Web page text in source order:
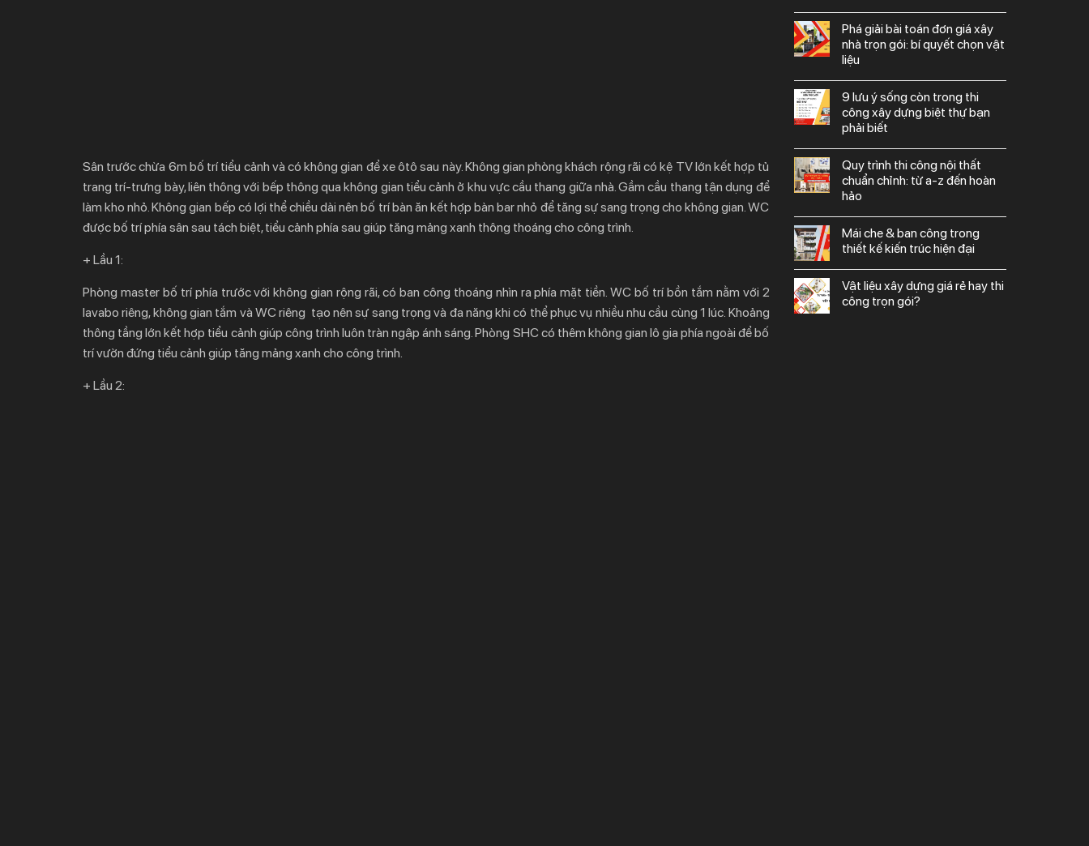
Sân trước chừa 6m bố trí tiểu cảnh và có không gian để xe ôtô sau này. Không gian phòng khách rộng rãi có kệ TV lớn kết hợp tủ
trang trí-trưng bày, liên thông với bếp thông qua không gian tiểu cảnh ở khu vực cầu thang giữa nhà. Gầm cầu thang tận dụng để
làm kho nhỏ. Không gian bếp có lợi thể chiều dài nên bố trí bàn ăn kết hợp bàn bar nhỏ để tăng sự sang trọng cho không gian. WC
được bố trí phía sân sau tách biệt, tiểu cảnh phía sau giúp tăng mảng xanh thông thoáng cho công trình.
+ Lầu 1:
Phòng master bố trí phía trước với không gian rộng rãi, có ban công thoáng nhìn ra phía mặt tiền. WC bố trí bồn tắm nằm với 2
lavabo riêng, không gian tắm và WC riêng tạo nên sự sang trọng và đa năng khi có thể phục vụ nhiều nhu cầu cùng 1 lúc. Khoảng
thông tầng lớn kết hợp tiểu cảnh giúp công trình luôn tràn ngập ánh sáng. Phòng SHC có thêm không gian lô gia phía ngoài để bố
trí vườn đứng tiểu cảnh giúp tăng mảng xanh cho công trình.
+ Lầu 2:
phá giải bài toán đơn giá xây
nhà trọn gói: bí quyết chọn vật
liệu
9 lưu ý sống còn trong thi
công xây dựng biệt thự bạn
phải biết
quy trình thi công nội thất
chuẩn chỉnh: từ a-z đến hoàn
hảo
mái che & ban công trong
thiết kế kiến trúc hiện đại
vật liệu xây dựng giá rẻ hay thi
công trọn gói?